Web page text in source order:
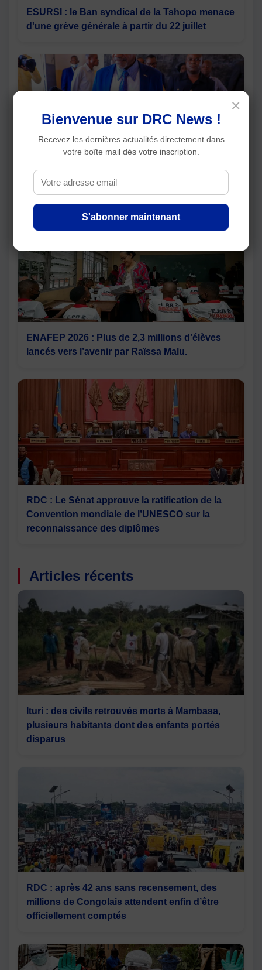
ESURSI : le Ban syndical de la Tshopo menace
d'une grève générale à partir du 22 juillet
Lomami : plus de 24 000 élèves prennent part
au TENASOSP 2026 lancé à Kabinda
ENAFEP 2026 : Plus de 2,3 millions d’élèves
lancés vers l’avenir par Raïssa Malu.
RDC : Le Sénat approuve la ratification de la
Convention mondiale de l’UNESCO sur la
reconnaissance des diplômes
Articles récents
Ituri : des civils retrouvés morts à Mambasa,
plusieurs habitants dont des enfants portés
disparus
RDC : après 42 ans sans recensement, des
millions de Congolais attendent enfin d’être
officiellement comptés
×
Bienvenue sur DRC News !
Recevez les dernières actualités directement dans
votre boîte mail dès votre inscription.
S'abonner maintenant